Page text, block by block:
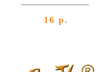
16 р.